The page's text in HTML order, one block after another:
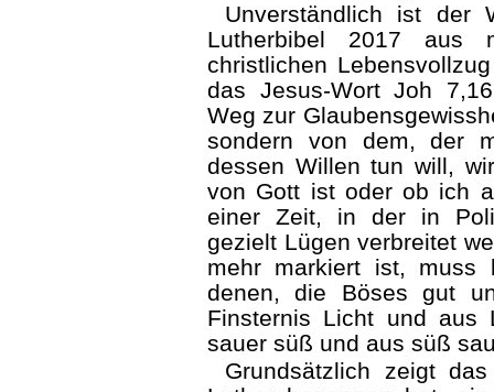
Unverständlich ist der
Lutherbibel 2017 aus
christlichen
das Jesus-Wort Joh
Weg zur
sondern von dem, der
dessen Willen tun will,
von Gott ist oder ob ich
einer Zeit, in der in
gezielt Lügen verbreitet
mehr markiert ist, muss
denen, die Böses gut
Finsternis Licht und aus
sauer süß und aus süß
Grundsätzlich zeigt